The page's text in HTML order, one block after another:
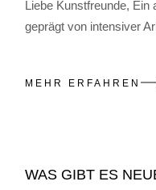
Liebe Kunstfreunde, Ein
geprägt von intensiver
MEHR ERFAHREN
WAS GIBT ES